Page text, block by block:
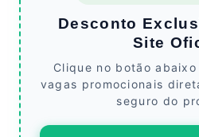
Desconto
Site
Clique no botão
vagas promocionais
seguro do